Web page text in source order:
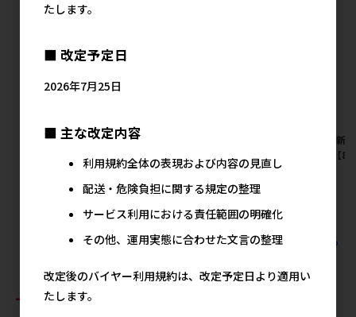
[友人]iNUTOMO からあげ
467円
メーカー希望小売価格
[友人]新
130g【8
すべての友人の人気商品を見る
おすすめ商品
たします。
■ 改定予定日
2026年7月25日
■ 主な改定内容
利用規約全体の表現および内容の見直し
配送・危険負担に関する規定の整理
サービス利用における責任範囲の明確化
その他、運用実態に合わせた文言の整理
改定後のバイヤー利用規約は、改定予定日より適用い
たします。